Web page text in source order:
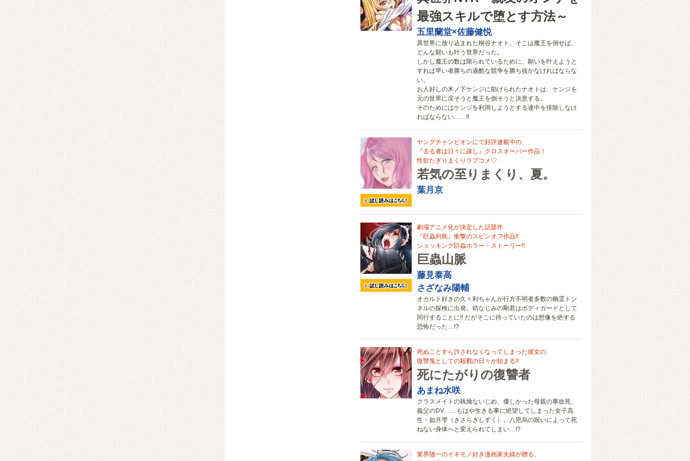
最強スキルで堕とす方法～
五里蘭堂×佐藤健悦
異世界に放り込まれた桐谷ナオト。そこは魔王を倒せば、
どんな願いも叶う世界だった。
しかし魔王の数は限られているために、願いを叶えようと
すれば早い者勝ちの過酷な競争を勝ち抜かなければならな
い。
お人好しの木ノ下ケンジに助けられたナオトは、ケンジを
元の世界に戻そうと魔王を倒そうと決意する。
そのためにはケンジを利用しようとする連中を排除しなけ
ればならない……‼
ヤングチャンピオンにて好評連載中の
『去る者は日々に疎し』クロスオーバー作品！
性欲たぎりまくりラブコメ♡
若気の至りまくり、夏。
葉月京
劇場アニメ化が決定した話題作
『巨蟲列島』衝撃のスピンオフ作品!!
ショッキング巨蟲ホラー・ストーリー!!
巨蟲山脈
藤見泰高
さざなみ陽輔
オカルト好きの久々利ちゃんが行方不明者多数の幽霊トン
ネルの探検に出発。幼なじみの剛君はボディガードとして
同行することに!! だがそこに待っていたのは想像を絶する
恐怖だった…!?
死ぬことすら許されなくなってしまった彼女の
復讐鬼としての殺戮の日々が始まる!!
死にたがりの復讐者
あまね水咲
クラスメイトの執拗ないじめ、優しかった母親の事故死、
義父のDV……もはや生きる事に絶望してしまった女子高
生・如月雫（きさらぎしずく）。八咫烏の呪いによって死
ねない身体へと変えられてしまい…!?
業界随一のイキモノ好き漫画家夫婦が贈る、